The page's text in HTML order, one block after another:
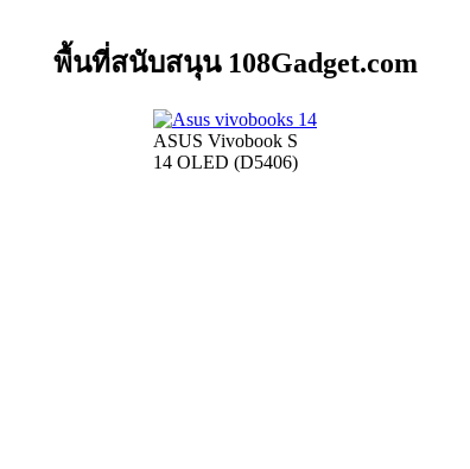
พื้นที่สนับสนุน 108Gadget.com
ASUS Vivobook S
14 OLED (D5406)